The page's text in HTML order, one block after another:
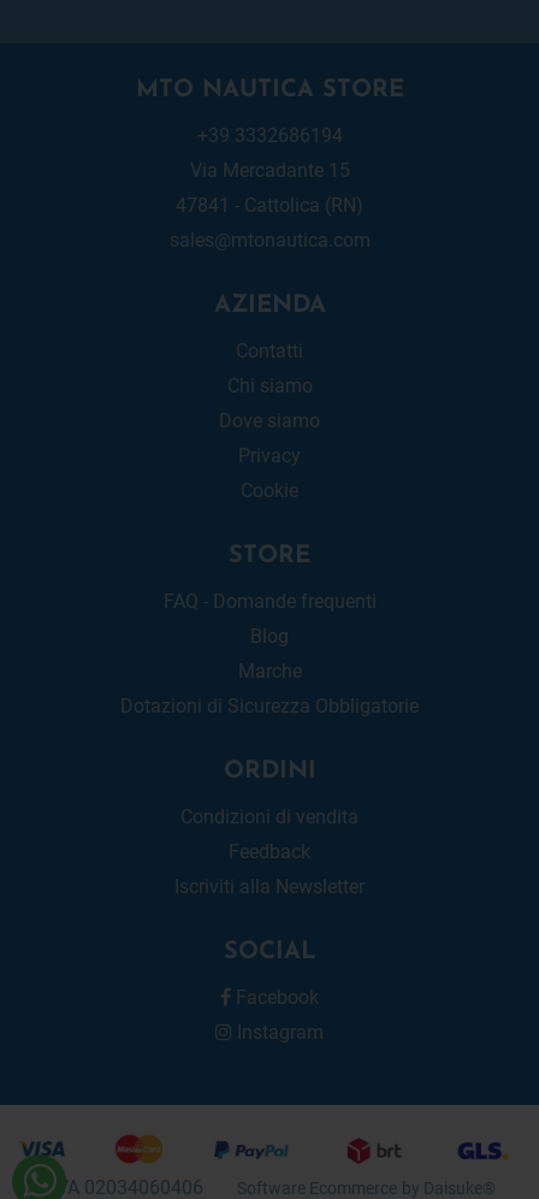
MTO NAUTICA STORE
+39 3332686194
Via Mercadante 15
47841 - Cattolica (RN)
sales@mtonautica.com
AZIENDA
Contatti
Chi siamo
Dove siamo
Privacy
Cookie
STORE
FAQ - Domande frequenti
Blog
Marche
Dotazioni di Sicurezza Obbligatorie
ORDINI
Condizioni di vendita
Feedback
Iscriviti alla Newsletter
SOCIAL
Facebook
Instagram
P.IVA 02034060406 Software Ecommerce by Daisuke®